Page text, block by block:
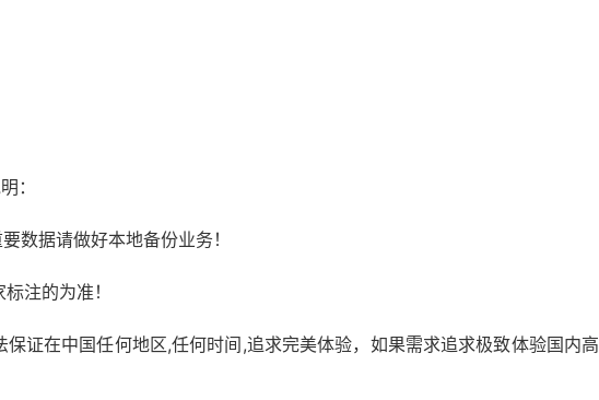
：
数据请做好本地备份业务！
注的为准！
保证在中国任何地区,任何时间,追求完美体验，如果需求追求极致体验国内高